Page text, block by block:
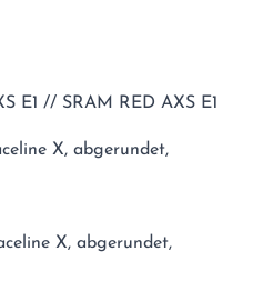
E1 // SRAM RED AXS E1
X, abgerundet,
X, abgerundet,